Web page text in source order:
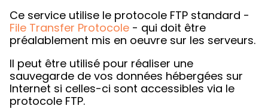
Ce service utilise le protocole FTP standard -
File Transfer Protocole - qui doit être
préalablement mis en oeuvre sur les serveurs.
Il peut être utilisé pour réaliser une
sauvegarde de vos données hébergées sur
Internet si celles-ci sont accessibles via le
protocole FTP.